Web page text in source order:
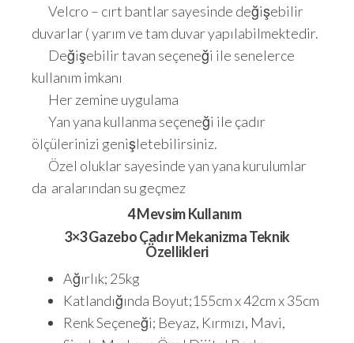
Velcro – cırt bantlar sayesinde değişebilir
duvarlar ( yarım ve tam duvar yapılabilmektedir.
Değişebilir tavan seçeneği ile senelerce
kullanım imkanı
Her zemine uygulama
Yan yana kullanma seçeneği ile çadır
ölçülerinizi genişletebilirsiniz.
Özel oluklar sayesinde yan yana kurulumlar
da aralarından su geçmez
4 Mevsim Kullanım
3×3 Gazebo Çadır Mekanizma Teknik
Özellikleri
Ağırlık; 25kg
Katlandığında Boyut;155cm x 42cm x 35cm
Renk Seçeneği; Beyaz, Kırmızı, Mavi,